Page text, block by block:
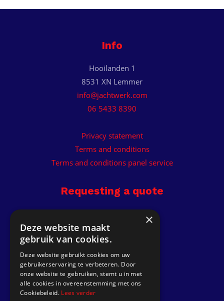
Info
Hooilanden 1
8531 XN Lemmer
info@jachtwerk.com
06 5433 8390
Privacy statement
Terms and conditions
Terms and conditions panel service
Requesting a quote
Get a quote
Go to
Dek Designer
×
Deze website maakt
gebruik van cookies.
Deze website gebruikt cookies om uw
gebruikerservaring te verbeteren. Door
onze website te gebruiken, stemt u in met
alle cookies in overeenstemming met ons
Cookiebeleid. Lees verder